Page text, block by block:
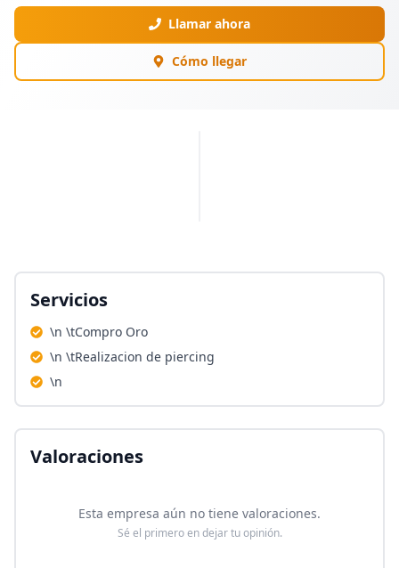
Llamar ahora
Cómo llegar
Servicios
\n \tCompro Oro
\n \tRealizacion de piercing
\n
Valoraciones
Esta empresa aún no tiene valoraciones.
Sé el primero en dejar tu opinión.